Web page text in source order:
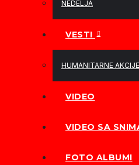
NEDELJA
VESTI
HUMANITARNE AKCIJE
VIDEO
VIDEO SA
FOTO ALBUMI